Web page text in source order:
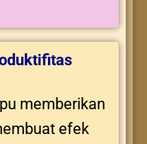
memberikan
efek